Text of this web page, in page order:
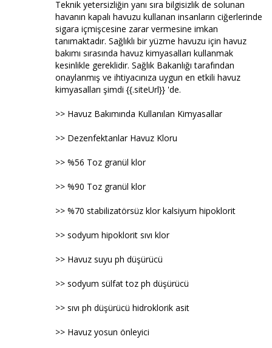
Teknik yetersizliğin yanı sıra bilgisizlik de solunan
havanın kapalı havuzu kullanan insanların ciğerlerinde
sigara içmişcesine zarar vermesine imkan
tanımaktadır. Sağlıklı bir yüzme havuzu için havuz
bakımı sırasında havuz kimyasalları kullanmak
kesinlikle gereklidir. Sağlık Bakanlığı tarafından
onaylanmış ve ihtiyacınıza uygun en etkili havuz
kimyasalları şimdi {{.siteUrl}} 'de.
>> Havuz Bakımında Kullanılan Kimyasallar
>> Dezenfektanlar Havuz Kloru
>> %56 Toz granül klor
>> %90 Toz granül klor
>> %70 stabilizatörsüz klor kalsiyum hipoklorit
>> sodyum hipoklorit sıvı klor
>> Havuz suyu ph düşürücü
>> sodyum sülfat toz ph düşürücü
>> sıvı ph düşürücü hidroklorik asit
>> Havuz yosun önleyici